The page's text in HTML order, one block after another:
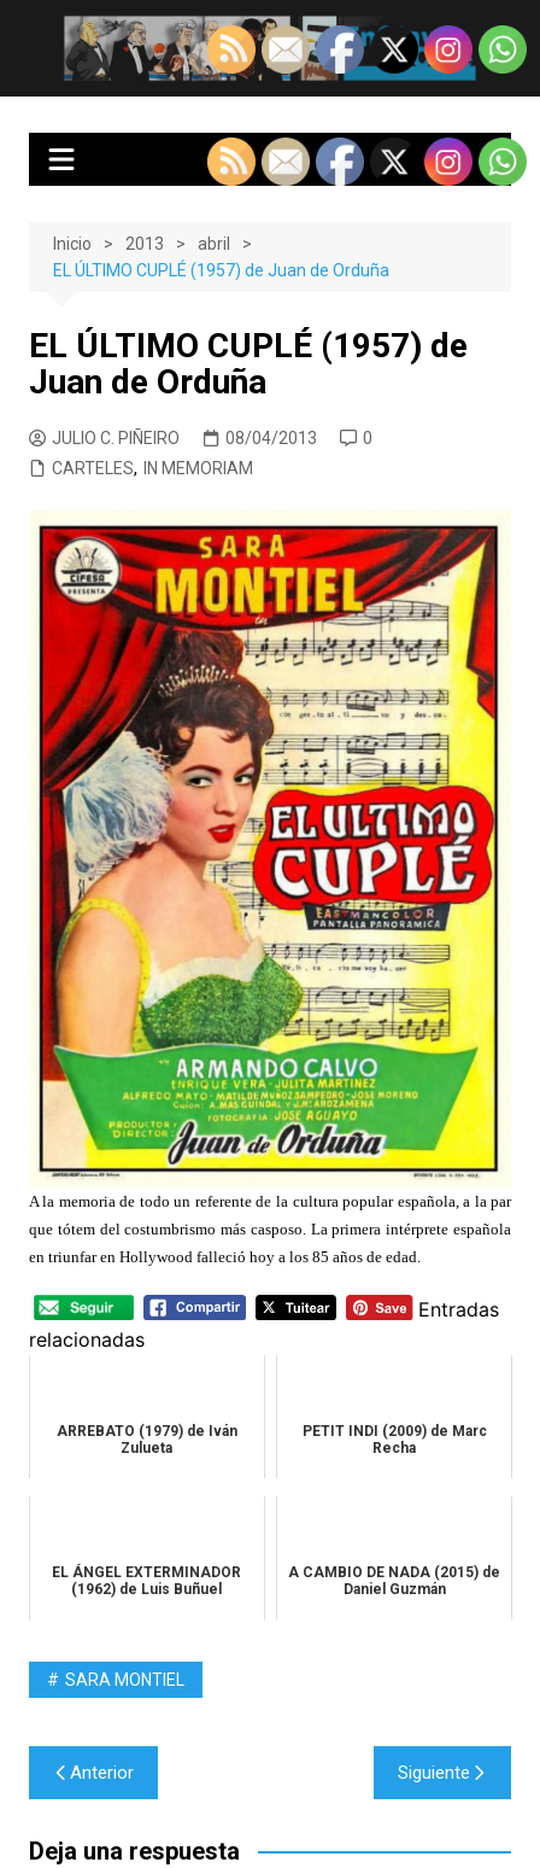
contenido
EnClave de Cine
Crítica cinematográfica y audiovisual. Punto de encuentro para los
Inicio 2013
abril
EL ÚLTIMO CUPLÉ (1957) de Juan de Orduña
EL ÚLTIMO CUPLÉ (1957) de
Juan de Orduña
JULIO C. PIÑEIRO 08/04/2013
0
CARTELES, IN MEMORIAM
A la memoria de todo un referente de la cultura popular española, a la par
que tótem del costumbrismo más casposo. La primera intérprete española
en triunfar en Hollywood falleció hoy a los 85 años de edad.
Entradas
relacionadas
ARREBATO (1979) de Iván
Zulueta
PETIT INDI (2009) de Marc
Recha
EL ÁNGEL EXTERMINADOR
(1962) de Luis Buñuel
A CAMBIO DE NADA (2015) de
Daniel Guzmán
SARA MONTIEL
Navegación
de
entradas
Anterior Siguiente
Deja una respuesta